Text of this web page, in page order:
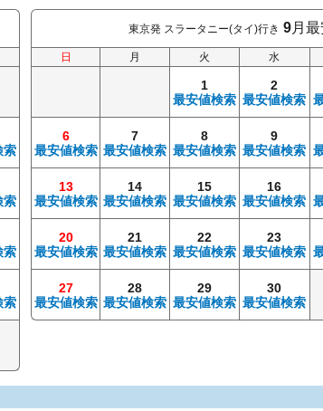
索
索
索
索
東京発 スラータニー(タイ)行き 9月
日 月 火 水
1
最安値検索
2
最安値検索
6
最安値検索
7
最安値検索
8
最安値検索
9
最安値検索
13
最安値検索
14
最安値検索
15
最安値検索
16
最安値検索
20
最安値検索
21
最安値検索
22
最安値検索
23
最安値検索
27
最安値検索
28
最安値検索
29
最安値検索
30
最安値検索